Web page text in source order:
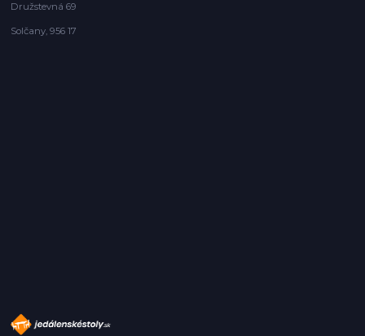
Družstevná 69
Solčany, 956 17